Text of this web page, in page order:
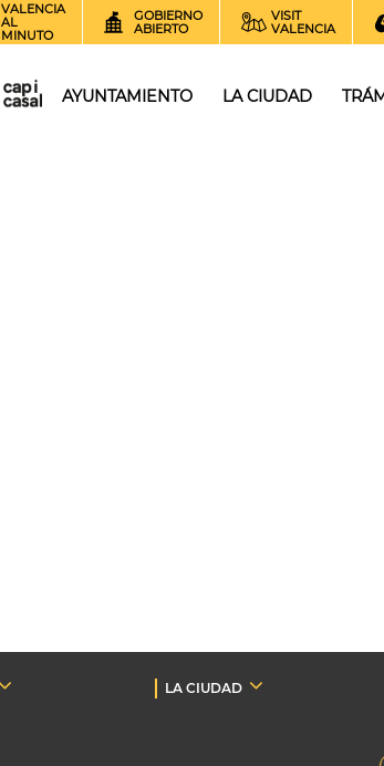
VALENCIA
AL
MINUTO
GOBIERNO
ABIERTO
VISIT
VALENCIA
AYUNTAMIENTO LA CIUDAD
LA CIUDAD